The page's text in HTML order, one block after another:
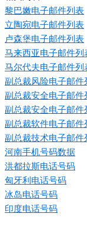
黎巴嫩电子邮件列表
立陶宛电子邮件列表
卢森堡电子邮件列表
马来西亚电子邮件列
马尔代夫电子邮件列
副总裁风险电子邮件
副总裁安全电子邮件
副总裁安全电子邮件
副总裁软件电子邮件
副总裁技术电子邮件
河南手机号码数据
洪都拉斯电话号码
匈牙利电话号码
冰岛电话号码
印度电话号码